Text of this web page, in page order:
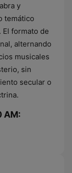
y
temático
formato de
alternando
musicales
sin
secular o
AM: